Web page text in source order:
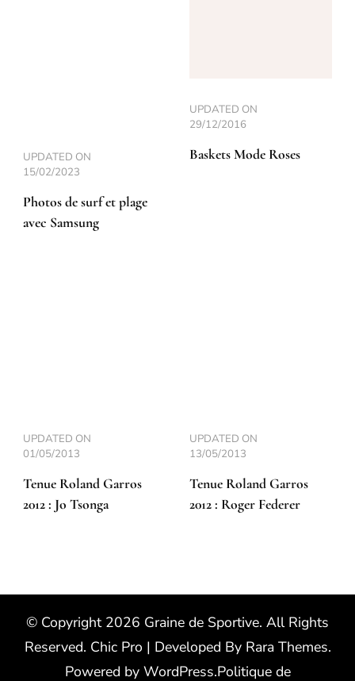
UPDATED ON
15/02/2023
Photos de surf et plage
avec Samsung
UPDATED ON
29/12/2016
Baskets Mode Roses
UPDATED ON
01/05/2013
Tenue Roland Garros
2012 : Jo Tsonga
UPDATED ON
13/05/2013
Tenue Roland Garros
2012 : Roger Federer
© Copyright 2026 Graine de Sportive. All Rights
Reserved. Chic Pro | Developed By Rara Themes.
Powered by WordPress.Politique de